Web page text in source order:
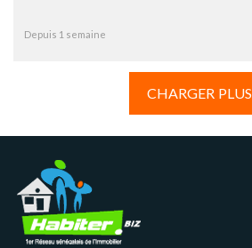
Depuis 1 semaine
CHARGER PLUS